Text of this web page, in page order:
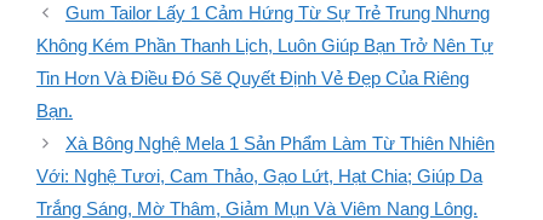
Gum Tailor Lấy 1 Cảm Hứng Từ Sự Trẻ Trung Nhưng
Không Kém Phần Thanh Lịch, Luôn Giúp Bạn Trở Nên Tự
Tin Hơn Và Điều Đó Sẽ Quyết Định Vẻ Đẹp Của Riêng
Bạn.
Xà Bông Nghệ Mela 1 Sản Phẩm Làm Từ Thiên Nhiên
Với: Nghệ Tươi, Cam Thảo, Gạo Lứt, Hạt Chia; Giúp Da
Trắng Sáng, Mờ Thâm, Giảm Mụn Và Viêm Nang Lông.